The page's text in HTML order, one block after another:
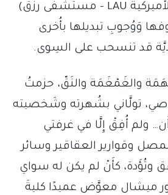
حين دخلتُ المستشفى (المركز الطبي للجامعة اللبنانية الأَميركية LAU – مستشفى رزق)
وَوُجوبِ تبديلها بأُخرى
قد تنسحب على السِوى.
والغَمْغَمَة والنَقّ، حزمتُ
تولَّاني بشُهرته وشَخصيته
ولم أُفِقْ إِلَّا في غرفتي
وقوارير العقاقير وسائر
وتُؤَدة، كأَنْ لم يكن له سواي
ميشال معوَّض عميدًا كليةَ